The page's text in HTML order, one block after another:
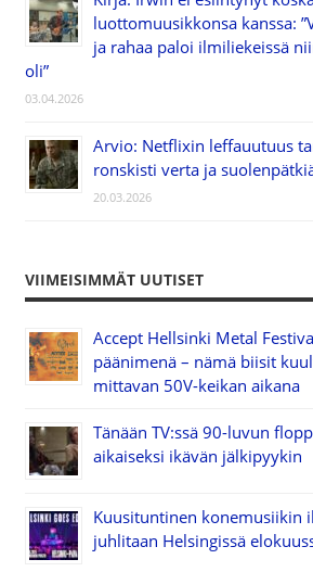
luottomuusikkonsa kanssa:
ja rahaa paloi ilmiliekeissä
oli”
03.04.2026
Arvio: Netflixin leffauutuus
ronskisti verta ja
20.03.2026
VIIMEISIMMÄT UUTISET
Accept Hellsinki Metal
päänimenä – nämä biisit
mittavan 50V-keikan aikana
Tänään TV:ssä 90-luvun
aikaiseksi ikävän jälkipyykin
Kuusituntinen konemusiikin
juhlitaan Helsingissä